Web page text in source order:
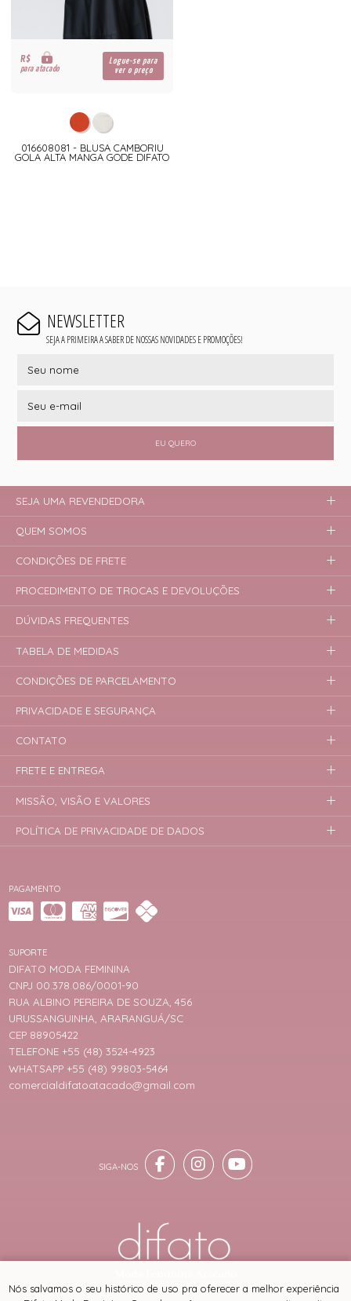
R$
para atacado
Logue-se para
ver o preço
016608081 - BLUSA CAMBORIU
GOLA ALTA MANGA GODE DIFATO
NEWSLETTER
SEJA A PRIMEIRA A SABER DE NOSSAS NOVIDADES E PROMOÇÕES!
EU QUERO
PAGAMENTO
SUPORTE
DIFATO MODA FEMININA
CNPJ 00.378.086/0001-90
RUA ALBINO PEREIRA DE SOUZA, 456
URUSSANGUINHA, ARARANGUÁ/SC
CEP 88905422
TELEFONE +55 (48) 3524-4923
WHATSAPP +55 (48) 99803-5464
comercialdifatoatacado@gmail.com
SEJA UMA REVENDEDORA
QUEM SOMOS
CONDIÇÕES DE FRETE
PROCEDIMENTO DE TROCAS E DEVOLUÇÕES
DÚVIDAS FREQUENTES
TABELA DE MEDIDAS
CONDIÇÕES DE PARCELAMENTO
PRIVACIDADE E SEGURANÇA
CONTATO
FRETE E ENTREGA
MISSÃO, VISÃO E VALORES
POLÍTICA DE PRIVACIDADE DE DADOS
® TODOS DIREITOS RESERVADOS
Nós salvamos o seu histórico de uso pra oferecer a melhor experiência